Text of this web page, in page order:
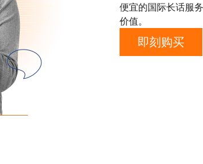
便宜的国际长话服
价值。
即刻购买